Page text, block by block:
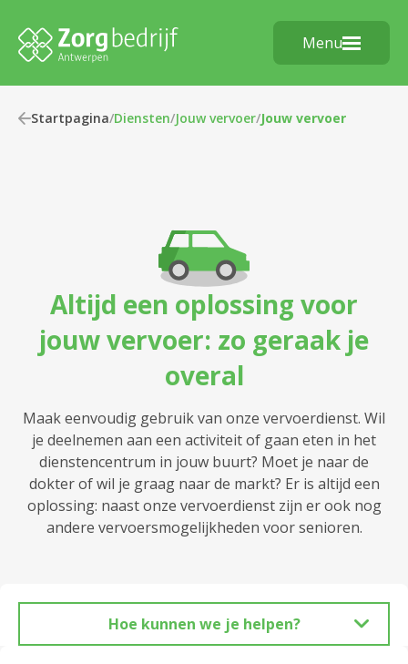
Menu
Startpagina/Diensten/Jouw vervoer/Jouw vervoer
Altijd een oplossing voor
jouw vervoer: zo geraak je
overal
Maak eenvoudig gebruik van onze vervoerdienst. Wil
je deelnemen aan een activiteit of gaan eten in het
dienstencentrum in jouw buurt? Moet je naar de
dokter of wil je graag naar de markt? Er is altijd een
oplossing: naast onze vervoerdienst zijn er ook nog
andere vervoersmogelijkheden voor senioren.
Hoe kunnen we je helpen?